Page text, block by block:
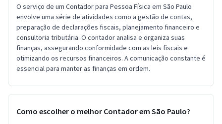
O serviço de um Contador para Pessoa Física em São Paulo
envolve uma série de atividades como a gestão de contas,
preparação de declarações fiscais, planejamento financeiro e
consultoria tributária. O contador analisa e organiza suas
finanças, assegurando conformidade com as leis fiscais e
otimizando os recursos financeiros. A comunicação constante é
essencial para manter as finanças em ordem.
Como escolher o melhor Contador em São Paulo?